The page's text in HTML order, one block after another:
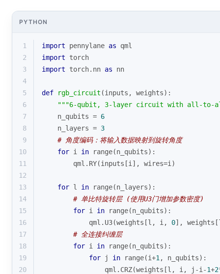
PYTHON
1 import pennylane as qml
2
import torch
3
import torch.nn as nn
4
5
def rgb_circuit (inputs, weights):
6
"""6-qubit, 3-layer circuit with all-to-all
7
    n_qubits =
6
8
    n_layers =
3
9
# 角度编码：将输入数据映射到旋转角度
10
for i in range(n_qubits):
11
        qml.RY(inputs[i], wires=i)
12
13
for l in range(n_layers):
14
# 单比特旋转层 (使用U3门增加参数密度)
15
for i in range(n_qubits):
16
            qml.U3(weights[l, i,
0],
17
# 全连接纠缠层
18
for i in range(n_qubits):
19
for j in range(i+1 , n_qubits):
20
                qml.CRZ(weights[l, i, j-i-
1+2